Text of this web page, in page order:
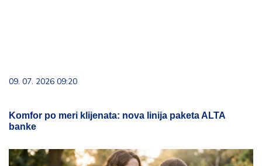
09. 07. 2026 09:20
Komfor po meri klijenata: nova linija paketa ALTA
banke